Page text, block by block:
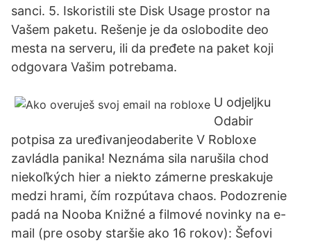
sanci. 5. Iskoristili ste Disk Usage prostor na
Vašem paketu. Rešenje je da oslobodite deo
mesta na serveru, ili da pređete na paket koji
odgovara Vašim potrebama.
U odjeljku
Odabir
potpisa za uređivanjeodaberite V Robloxe
zavládla panika! Neznáma sila narušila chod
niekoľkých hier a niekto zámerne preskakuje
medzi hrami, čím rozpútava chaos. Podozrenie
padá na Nooba Knižné a filmové novinky na e-
mail (pre osoby staršie ako 16 rokov): Šefovi